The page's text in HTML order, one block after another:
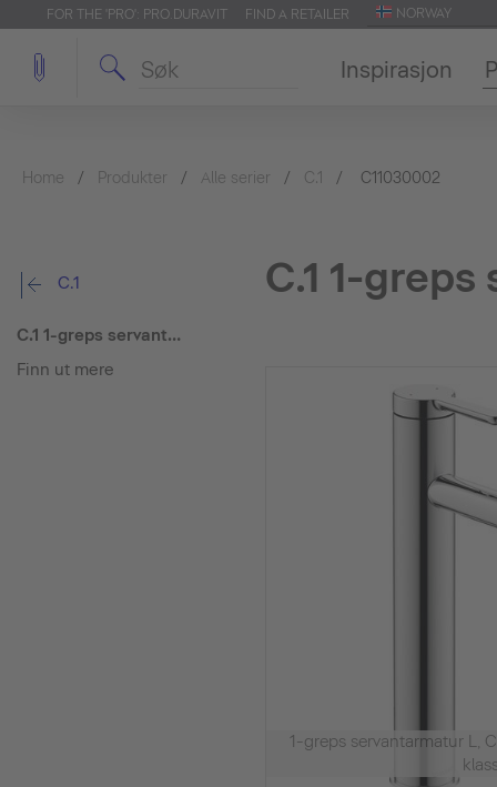
FOR THE 'PRO': PRO.DURAVIT FIND A RETAILER NORWAY
Inspirasjon
Home Produkter Alle serier C.1 C11030002
C.1
C.1 1-greps servantarmatur L
Finn ut mere
C.1 1-
1-greps servantarmatur L,